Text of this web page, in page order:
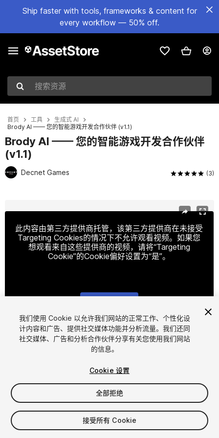
Ship faster with tools, frameworks & content for
every workflow — 50% off.
搜索资源
首页 工具
生成式 AI
Brody AI —— 您的智能游戏开发合作伙伴 (v1.1)
Brody AI —— 您的智能游戏开发合作伙伴
(v1.1)
Decnet Games (3)
此内容由第三方提供商托管，该第三方提供商在未接受
Targeting Cookies的情况下不允许观看视频。如果您
想观看来自这些提供商的视频，请将“Targeting
Cookie”的Cookie偏好设置为“是”。
1/28
$49.99
增值税将在结算时计算
我们使用 Cookie 以允许我们网站的正常工作、个性化设
计内容和广告、提供社交媒体功能并分析流量。我们还同
社交媒体、广告和分析合作伙伴分享有关您使用我们网站
的信息。
Cookie 设置
全部拒绝
接受所有 Cookie